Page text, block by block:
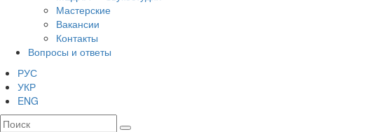
Мастерские
Вакансии
Контакты
Вопросы и ответы
РУС
УКР
ENG